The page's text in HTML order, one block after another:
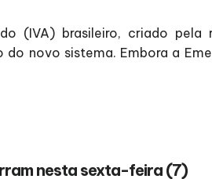
(IVA) brasileiro, criado pela
novo sistema. Embora a
nesta sexta-feira (7)